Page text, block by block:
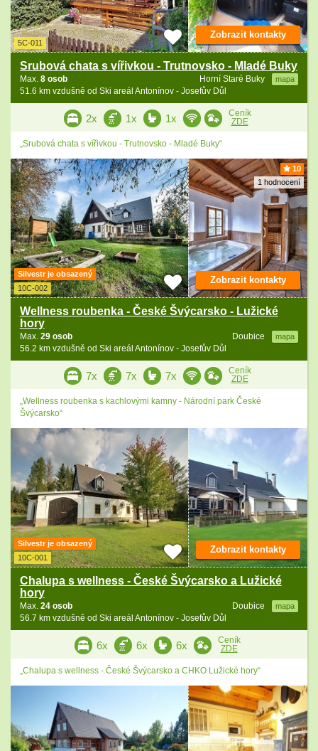
5C-011
Srubová chata s vířivkou - Trutnovsko - Mladé Buky
Horní Staré Buky mapa
Max. 8 osob
51.6 km vzdušně od Ski areál Antonínov - Josefův Důl
Zobrazit kontakty
2x 1x 1x
Ceník
ZDE
„Srubová chata s vířivkou - Trutnovsko - Mladé Buky“
10
1 hodnocení
Silvestr je obsazený
10C-002
Wellness roubenka - České Švýcarsko - Lužické
hory
Doubice mapa
Max. 29 osob
56.2 km vzdušně od Ski areál Antonínov - Josefův Důl
Zobrazit kontakty
7x 7x 7x
Ceník
ZDE
„Wellness roubenka s kachlovými kamny - Národní park České
Švýcarsko“
Silvestr je obsazený
10C-001
Chalupa s wellness - České Švýcarsko a Lužické
hory
Doubice mapa
Max. 24 osob
56.7 km vzdušně od Ski areál Antonínov - Josefův Důl
Zobrazit kontakty
6x 6x 6x
Ceník
ZDE
„Chalupa s wellness - České Švýcarsko a CHKO Lužické hory“